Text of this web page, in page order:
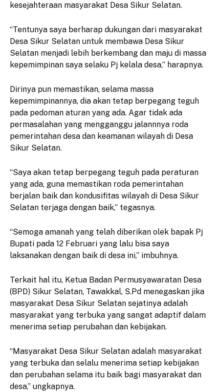
kesejahteraan masyarakat Desa Sikur Selatan.
“Tentunya saya berharap dukungan dari masyarakat
Desa Sikur Selatan untuk membawa Desa Sikur
Selatan menjadi lebih berkembang dan maju di massa
kepemimpinan saya selaku Pj kelala desa,” harapnya.
Dirinya pun memastikan, selama massa
kepemimpinannya, dia akan tetap berpegang teguh
pada pedoman aturan yang ada. Agar tidak ada
permasalahan yang mengganggu jalannnya roda
pemerintahan desa dan keamanan wilayah di Desa
Sikur Selatan.
“Saya akan tetap berpegang teguh pada peraturan
yang ada, guna memastikan roda pemerintahan
berjalan baik dan kondusifitas wilayah di Desa Sikur
Selatan terjaga dengan baik,” tegasnya.
“Semoga amanah yang telah diberikan olek bapak Pj
Bupati pada 12 Februari yang lalu bisa saya
laksanakan dengan baik di desa ini,” imbuhnya.
Terkait hal itu, Ketua Badan Permusyawaratan Desa
(BPD) Sikur Selatan, Tawakkal, S.Pd menegaskan jika
masyarakat Desa Sikur Selatan sejatinya adalah
masyarakat yang terbuka yang sangat adaptif dalam
menerima setiap perubahan dan kebijakan.
“Masyarakat Desa Sikur Selatan adalah masyarakat
yang terbuka dan selalu menerima setiap kebijakan
dan perubahan selama itu baik bagi masyarakat dan
desa,” ungkapnya.